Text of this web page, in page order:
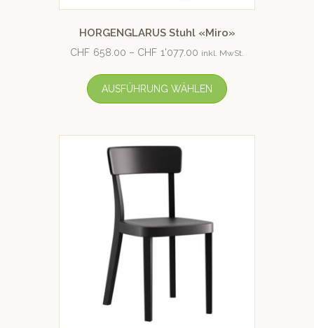
HORGENGLARUS Stuhl «Miro»
CHF 658.00 – CHF 1'077.00 inkl. MwSt.
AUSFÜHRUNG WÄHLEN